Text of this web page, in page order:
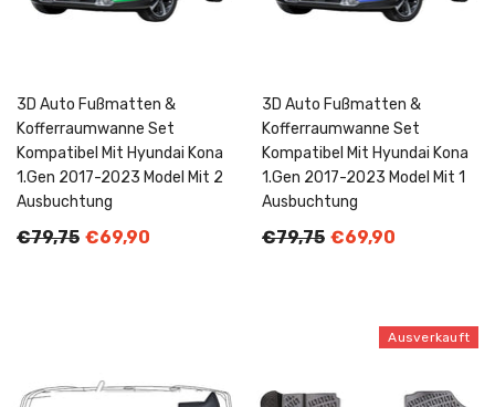
3D Auto Fußmatten &
Kofferraumwanne Set
Kompatibel Mit Hyundai Kona
1.Gen 2017-2023 Model Mit 2
Ausbuchtung
€79,75 €69,90
3D Auto Fußmatten &
Kofferraumwanne Set
Kompatibel Mit Hyundai Kona
1.Gen 2017-2023 Model Mit 1
Ausbuchtung
€79,75 €69,90
Ausverkauft